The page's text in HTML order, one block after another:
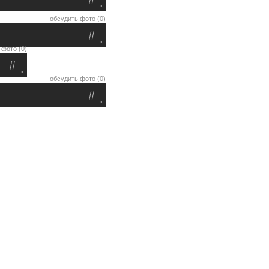
обсудить фото (0)
.
#
фото (0)
.
#
обсудить фото (0)
.
#